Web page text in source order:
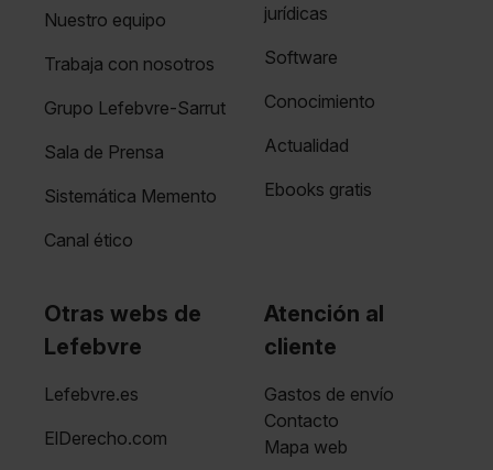
Nuestro equipo
Trabaja con nosotros
Grupo Lefebvre-Sarrut
Sala de Prensa
Sistemática Memento
Canal ético
jurídicas
Software
Conocimiento
Actualidad
Ebooks gratis
Otras webs de
Lefebvre
Lefebvre.es
ElDerecho.com
Atención al
cliente
Gastos de envío
Contacto
Mapa web